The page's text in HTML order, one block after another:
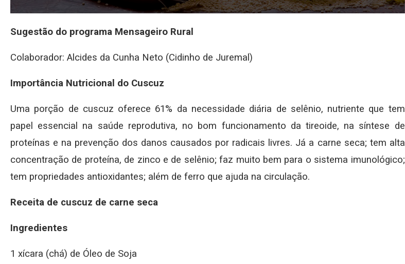
Sugestão do programa Mensageiro Rural
Colaborador: Alcides da Cunha Neto (Cidinho de Juremal)
Importância Nutricional do Cuscuz
Uma porção de cuscuz oferece 61% da necessidade diária de selênio, nutriente que tem
papel essencial na saúde reprodutiva, no bom funcionamento da tireoide, na síntese de
proteínas e na prevenção dos danos causados por radicais livres. Já a carne seca; tem alta
concentração de proteína, de zinco e de selênio; faz muito bem para o sistema imunológico;
tem propriedades antioxidantes; além de ferro que ajuda na circulação.
Receita de cuscuz de carne seca
Ingredientes
1 xícara (chá) de Óleo de Soja